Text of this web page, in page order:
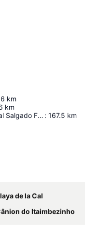
km
km
Aeropuerto Internacional Salgado Filho : 167.5 km
de la Cal
do Itaimbezinho